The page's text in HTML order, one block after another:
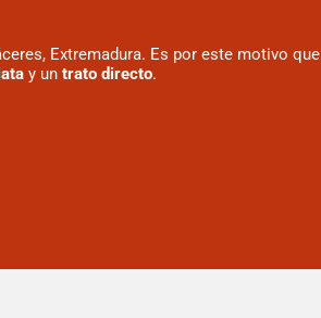
Extremadura. Es por este motivo que
y un trato directo.